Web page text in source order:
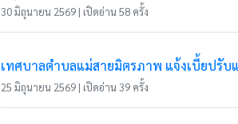
30 มิถุนายน 2569 | เปิดอ่าน 58 ครั้ง
เทศบาลตำบลแม่สายมิตรภาพ แจ้งเบี้ยปรับ
25 มิถุนายน 2569 | เปิดอ่าน 39 ครั้ง